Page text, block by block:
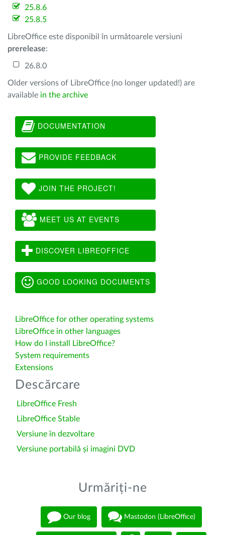
25.8.6
25.8.5
LibreOffice este disponibil în următoarele versiuni
prerelease:
26.8.0
Older versions of LibreOffice (no longer updated!) are
available in the archive
DOCUMENTATION
PROVIDE FEEDBACK
JOIN THE PROJECT!
MEET US AT EVENTS
DISCOVER LIBREOFFICE
GOOD LOOKING DOCUMENTS
LibreOffice for other operating systems
LibreOffice in other languages
How do I install LibreOffice?
System requirements
Extensions
Descărcare
LibreOffice Fresh
LibreOffice Stable
Versiune în dezvoltare
Versiune portabilă și imagini DVD
Urmăriți-ne
Our blog Mastodon (LibreOffice)